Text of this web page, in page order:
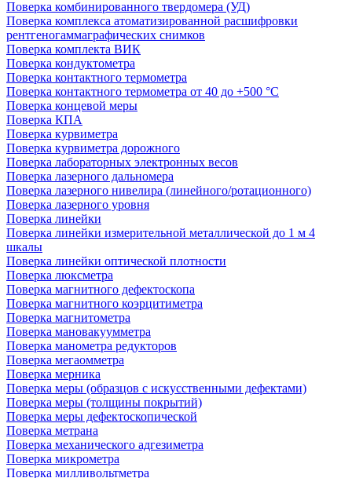
Поверка комбинированного твердомера (УД)
Поверка комплекса атоматизированной расшифровки
рентгеногаммаграфических снимков
Поверка комплекта ВИК
Поверка кондуктометра
Поверка контактного термометра
Поверка контактного термометра от 40 до +500 °С
Поверка концевой меры
Поверка КПА
Поверка курвиметра
Поверка курвиметра дорожного
Поверка лабораторных электронных весов
Поверка лазерного дальномера
Поверка лазерного нивелира (линейного/ротационного)
Поверка лазерного уровня
Поверка линейки
Поверка линейки измерительной металлической до 1 м 4
шкалы
Поверка линейки оптической плотности
Поверка люксметра
Поверка магнитного дефектоскопа
Поверка магнитного коэрцитиметра
Поверка магнитометра
Поверка мановакуумметра
Поверка манометра редукторов
Поверка мегаомметра
Поверка мерника
Поверка меры (образцов с искусственными дефектами)
Поверка меры (толщины покрытий)
Поверка меры дефектоскопической
Поверка метрана
Поверка механического адгезиметра
Поверка микрометра
Поверка милливольтметра